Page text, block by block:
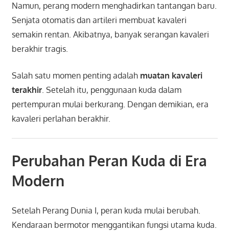
Namun, perang modern menghadirkan tantangan baru.
Senjata otomatis dan artileri membuat kavaleri
semakin rentan. Akibatnya, banyak serangan kavaleri
berakhir tragis.
Salah satu momen penting adalah muatan kavaleri
terakhir. Setelah itu, penggunaan kuda dalam
pertempuran mulai berkurang. Dengan demikian, era
kavaleri perlahan berakhir.
Perubahan Peran Kuda di Era
Modern
Setelah Perang Dunia I, peran kuda mulai berubah.
Kendaraan bermotor menggantikan fungsi utama kuda.